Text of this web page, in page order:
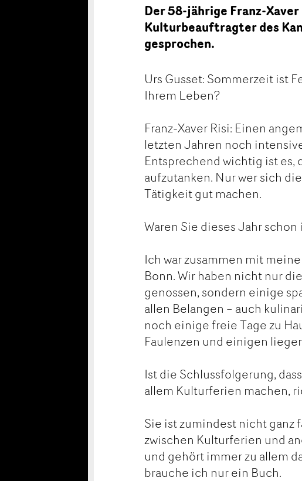
Der 58-jährige Franz-
Kulturbeauftragter des
gesprochen.
Urs Gusset: Sommerzeit ist
Ihrem Leben?
Franz-Xaver Risi: Einen
letzten Jahren noch
Entsprechend wichtig ist es,
aufzutanken. Nur wer sich
Tätigkeit gut machen.
Waren Sie dieses Jahr
Ich war zusammen mit
Bonn. Wir haben nicht nur
genossen, sondern einige
allen Belangen – auch
noch einige freie Tage zu
Faulenzen und einigen
Ist die Schlussfolgerung,
allem Kulturferien machen,
Sie ist zumindest nicht ganz
zwischen Kulturferien und
und gehört immer zu allem
brauche ich nur ein Buch.